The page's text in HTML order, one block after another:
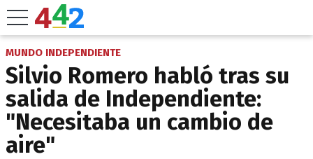
MUNDO INDEPENDIENTE
Silvio Romero habló tras su
salida de Independiente:
"Necesitaba un cambio de
aire"